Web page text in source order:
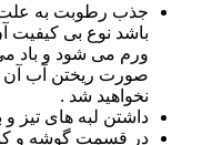
جذب رطوبت به علت
باشد نوع بی کیفیت
ورم می شود و باد
صورت ریختن آب آن
نخواهید شد .
داشتن لبه های تیز و
در قسمت گوشه و